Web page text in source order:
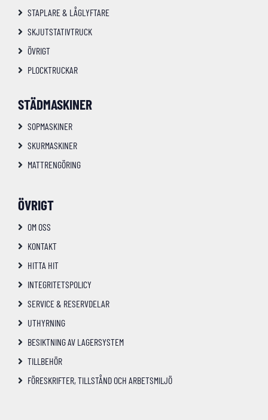
STAPLARE & LÅGLYFTARE
SKJUTSTATIVTRUCK
ÖVRIGT
PLOCKTRUCKAR
STÄDMASKINER
SOPMASKINER
SKURMASKINER
MATTRENGÖRING
ÖVRIGT
OM OSS
KONTAKT
HITTA HIT
INTEGRITETSPOLICY
SERVICE & RESERVDELAR
UTHYRNING
BESIKTNING AV LAGERSYSTEM
TILLBEHÖR
FÖRESKRIFTER, TILLSTÅND OCH ARBETSMILJÖ